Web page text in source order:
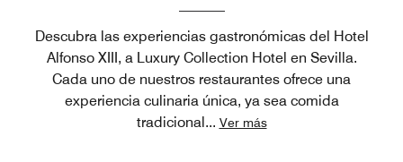
Descubra las experiencias gastronómicas del Hotel
Alfonso XIII, a Luxury Collection Hotel en Sevilla.
Cada uno de nuestros restaurantes ofrece una
experiencia culinaria única, ya sea comida
tradicional... Ver más